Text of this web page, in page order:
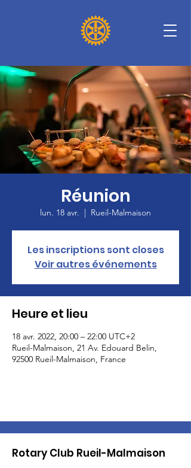
Réunion
lun. 18 avr.
  |
Rueil-Malmaison
Les inscriptions sont closes
Voir autres événements
Heure et lieu
18 avr. 2022, 20:00 – 22:00 UTC+2
Rueil-Malmaison, 21 Av. Edouard Belin,
92500 Rueil-Malmaison, France
Rotary Club Rueil-Malmaison